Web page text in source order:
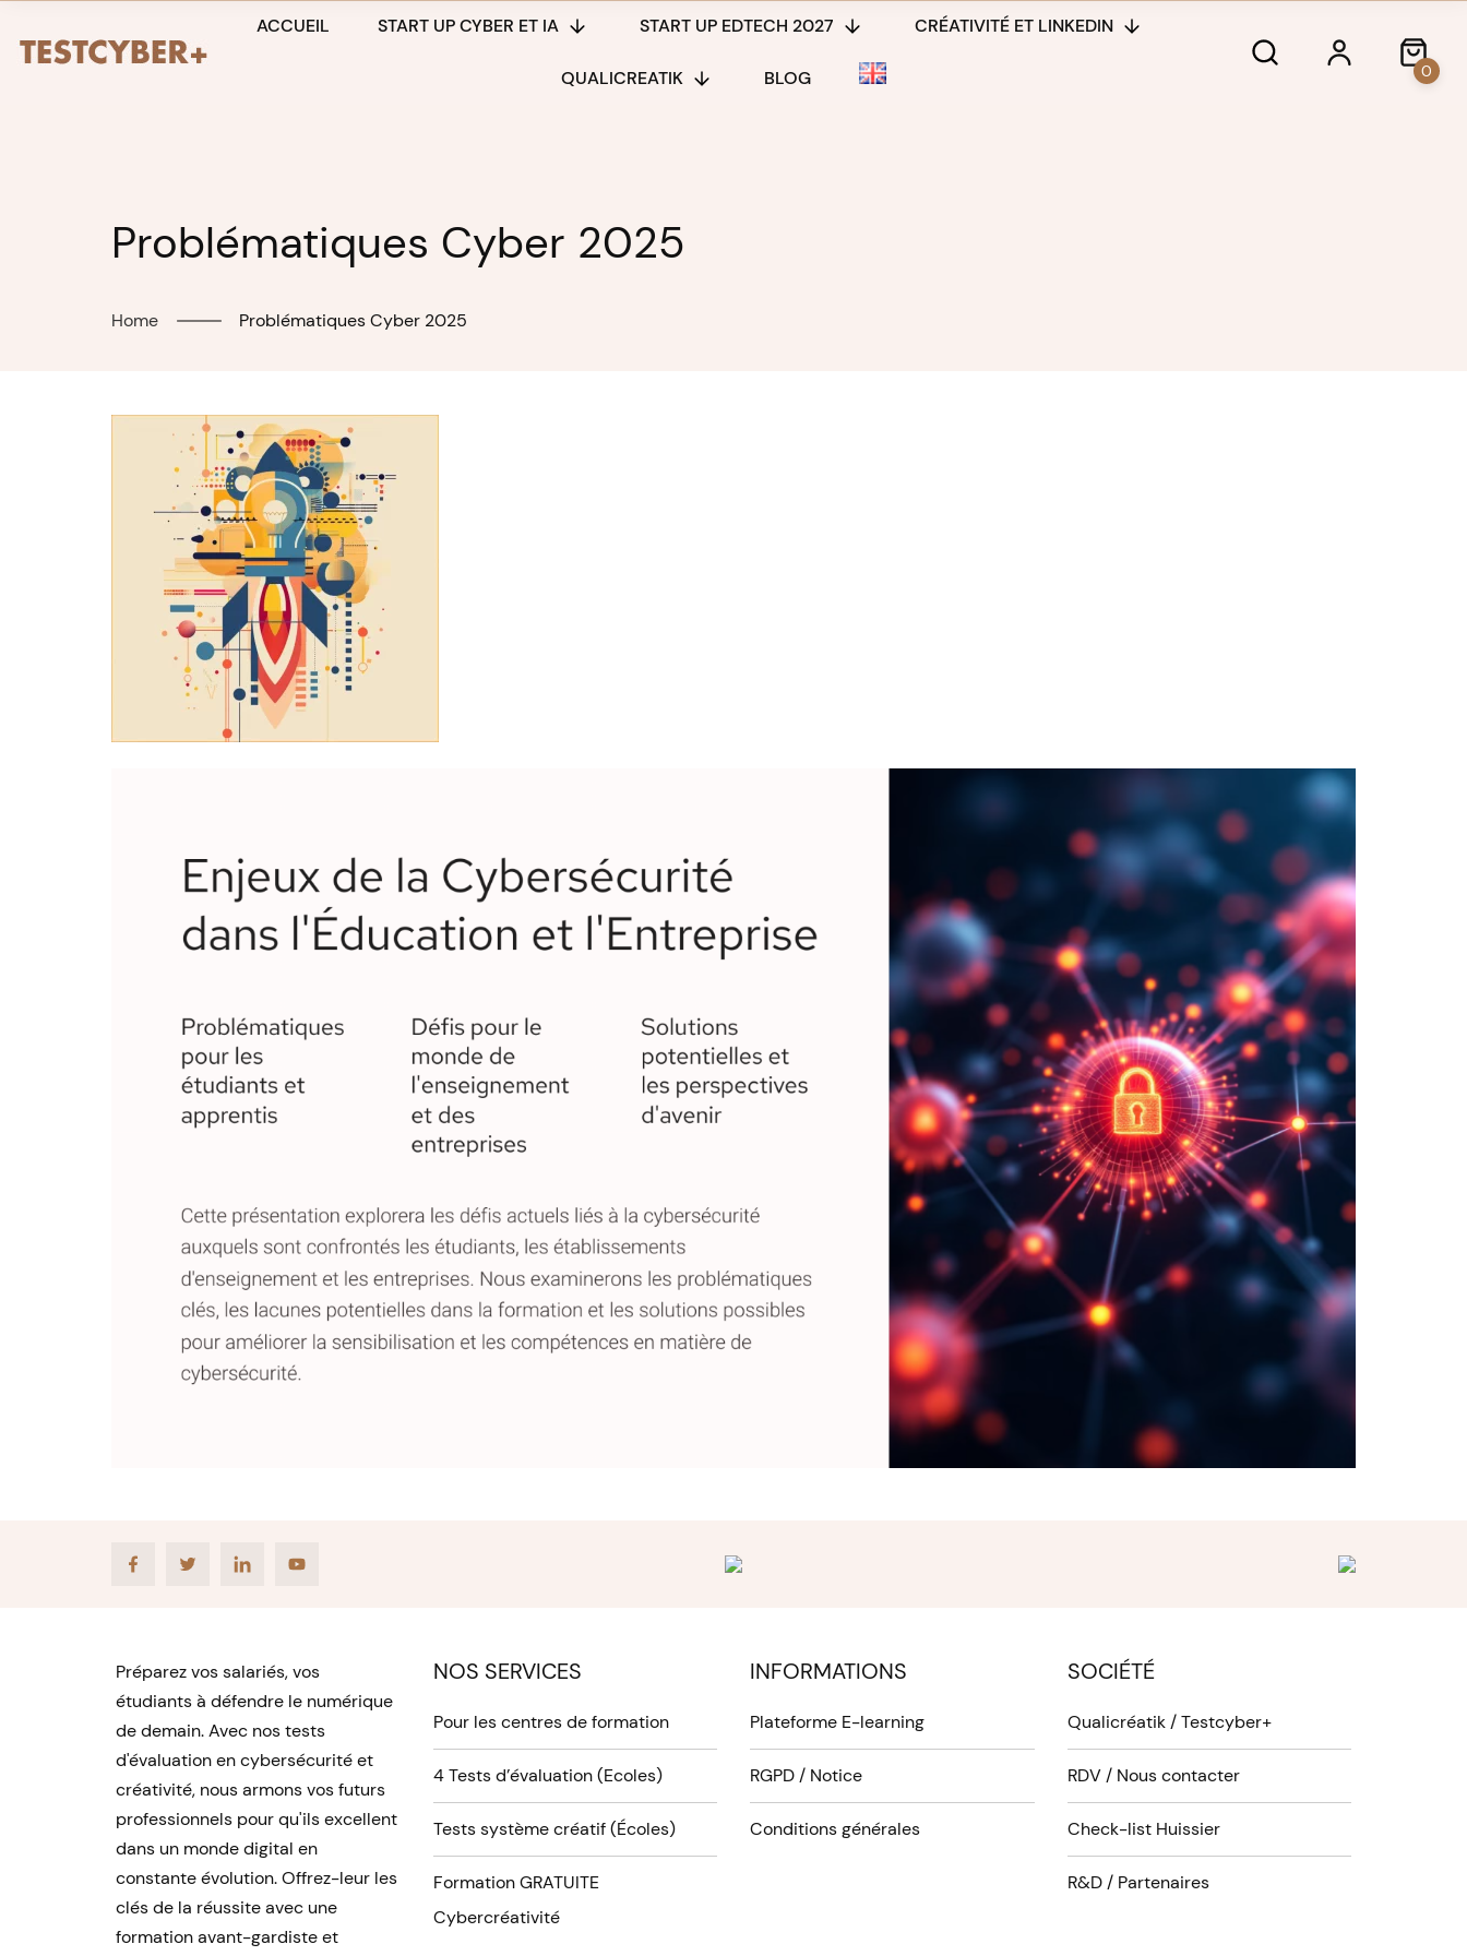
content
ACCUEIL START UP CYBER ET IA START UP EDTECH 2027 CRÉATIVITÉ ET LINKEDIN
QUALICREATIK BLOG 0
Problématiques Cyber 2025
Home Problématiques Cyber 2025
FacebookTwitter LinkedIn Youtube
Préparez vos salariés, vos
étudiants à défendre le numérique
de demain. Avec nos tests
d'évaluation en cybersécurité et
créativité, nous armons vos futurs
professionnels pour qu'ils excellent
dans un monde digital en
constante évolution. Offrez-leur les
clés de la réussite avec une
formation avant-gardiste et
NOS SERVICES
Pour les centres de formation
4 Tests d’évaluation (Ecoles)
Tests système créatif (Écoles)
Formation GRATUITE
Cybercréativité
INFORMATIONS
Plateforme E-learning
RGPD / Notice
Conditions générales
SOCIÉTÉ
Qualicréatik / Testcyber+
RDV / Nous contacter
Check-list Huissier
R&D / Partenaires